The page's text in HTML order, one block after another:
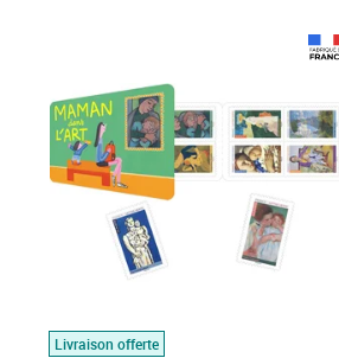
Livraison offerte